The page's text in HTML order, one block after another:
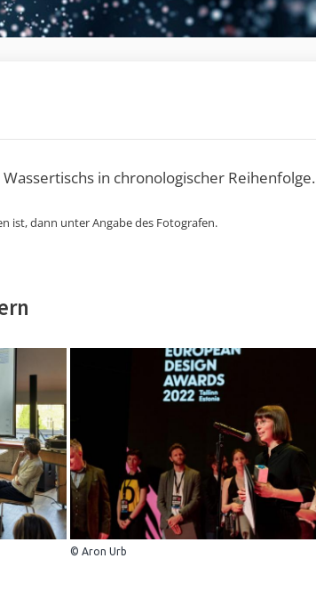
in chronologischer Reihenfolge.
ist, dann unter Angabe des Fotografen.
© Aron Urb